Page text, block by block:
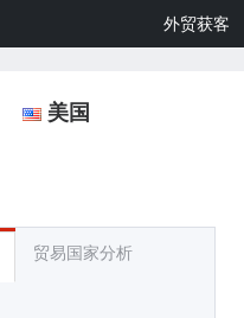
外贸获客
美国
贸易国家分析